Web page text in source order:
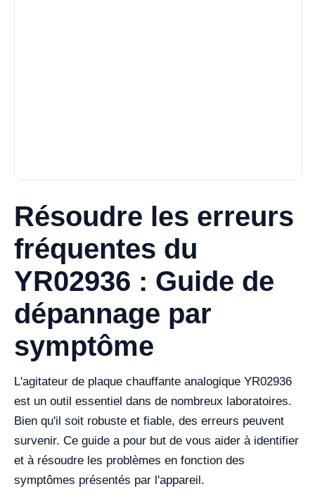
Résoudre les erreurs
fréquentes du
YR02936 : Guide de
dépannage par
symptôme
L'agitateur de plaque chauffante analogique YR02936
est un outil essentiel dans de nombreux laboratoires.
Bien qu'il soit robuste et fiable, des erreurs peuvent
survenir. Ce guide a pour but de vous aider à identifier
et à résoudre les problèmes en fonction des
symptômes présentés par l'appareil.